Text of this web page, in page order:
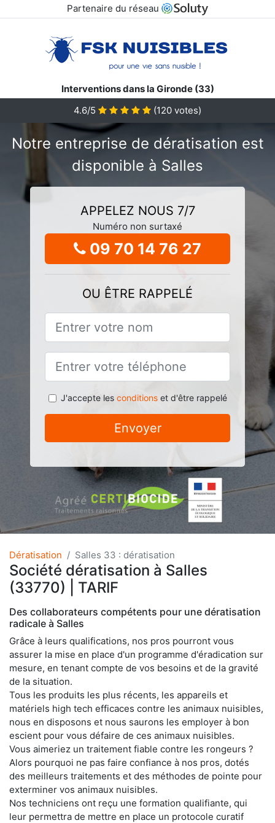
Partenaire du réseau
Interventions dans la Gironde (33)
4.6/5
(120 votes)
Notre entreprise de dératisation est
disponible à Salles
APPELEZ NOUS 7/7
Numéro non surtaxé
09 70 14 76 27
OU ÊTRE RAPPELÉ
J'accepte les conditionset d'être rappelé
Envoyer
Dératisation Salles 33 : dératisation
Société dératisation à Salles
(33770) | TARIF
Des collaborateurs compétents pour une dératisation
radicale à Salles
Grâce à leurs qualifications, nos pros pourront vous
assurer la mise en place d'un programme d'éradication sur
mesure, en tenant compte de vos besoins et de la gravité
de la situation.
Tous les produits les plus récents, les appareils et
matériels high tech efficaces contre les animaux nuisibles,
nous en disposons et nous saurons les employer à bon
escient pour vous défaire de ces animaux nuisibles.
Vous aimeriez un traitement fiable contre les rongeurs ?
Alors pourquoi ne pas faire confiance à nos pros, dotés
des meilleurs traitements et des méthodes de pointe pour
exterminer vos animaux nuisibles.
Nos techniciens ont reçu une formation qualifiante, qui
leur permettra de mettre en place un protocole curatif